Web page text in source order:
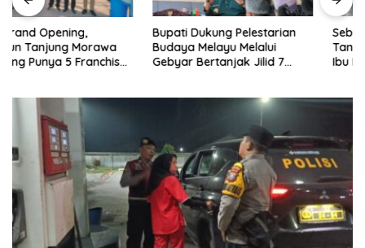
Bupati Dukung Pelestarian
Budaya Melayu Melalui
Gebyar Bertanjak Jilid 7
Sebelumnya Berlantaikan
Tanah Beralaskan Tikar, Kini
Ibu Paijem Nikmati Lantai
0208/Asahan